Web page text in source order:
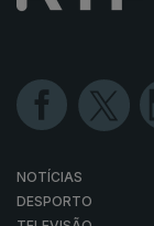
NOTÍCIAS
DESPORTO